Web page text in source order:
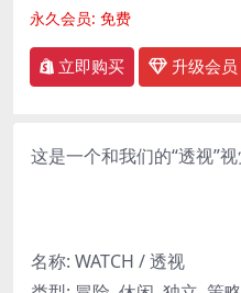
永久会员: 免费
立即购买 升级会员
这是一个和我们的“透视”
名称: WATCH / 透视